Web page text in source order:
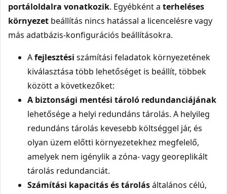
portáloldalra vonatkozik. Egyébként a terheléses
környezet beállítás nincs hatással a licencelésre vagy
más adatbázis-konfigurációs beállításokra.
Afejlesztési számítási feladatok környezetének
kiválasztása több lehetőséget is beállít, többek
között a következőket:
A biztonsági mentési tároló redundanciájának
lehetősége a helyi redundáns tárolás. A helyileg
redundáns tárolás kevesebb költséggel jár, és
olyan üzem előtti környezetekhez megfelelő,
amelyek nem igénylik a zóna- vagy georeplikált
tárolás redundanciát.
Számítási kapacitás és tárolásáltalános célú,